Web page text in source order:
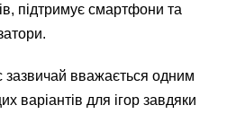
підтримує смартфони та
зазвичай вважається одним
варіантів для ігор завдяки